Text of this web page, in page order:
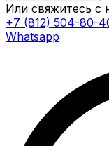
Или свяжитесь с
+7 (812) 504-80-
Whatsapp